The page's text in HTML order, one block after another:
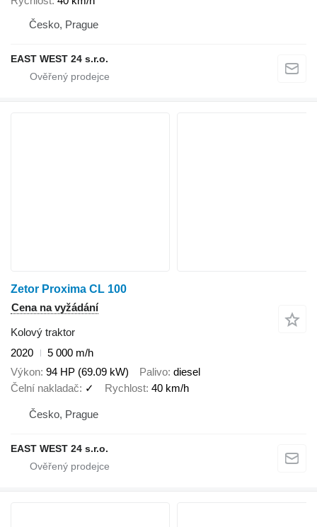
Česko, Prague
EAST WEST 24 s.r.o.
Zetor Proxima CL 100
Cena na vyžádání
Kolový traktor
2020
5 000 m/h
Výkon 94 HP (69.09 kW) Palivo diesel
Čelní nakladač
✓ Rychlost 40 km/h
Česko, Prague
EAST WEST 24 s.r.o.